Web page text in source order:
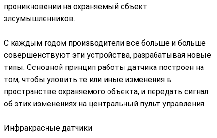
проникновении на охраняемый объект
злоумышленников.
С каждым годом производители все больше и больше
совершенствуют эти устройства, разрабатывая новые
типы. Основной принцип работы датчика построен на
том, чтобы уловить те или иные изменения в
пространстве охраняемого объекта, и передать сигнал
об этих изменениях на центральный пульт управления.
Инфракрасные датчики